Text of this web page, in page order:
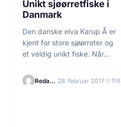
Unikt sjøørretfiske i
Danmark
Den danske elva Karup Å er
kjent for store sjøørreter og
et veldig unikt fiske. Når…
Redaksjonen 28. februar 2017 158